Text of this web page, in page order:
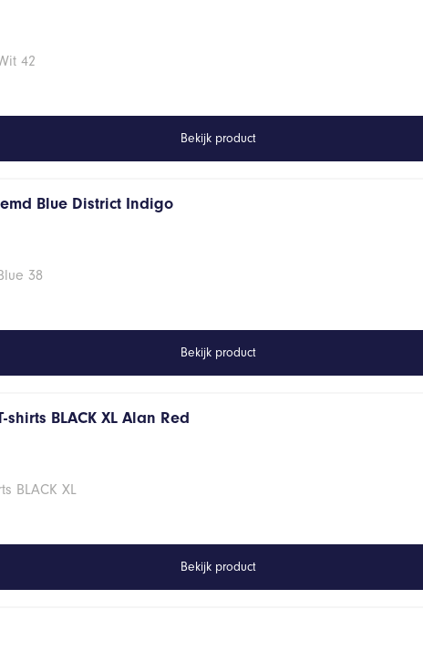
42
Bekijk product
Blue District Indigo
38
Bekijk product
BLACK XL Alan Red
BLACK XL
Bekijk product